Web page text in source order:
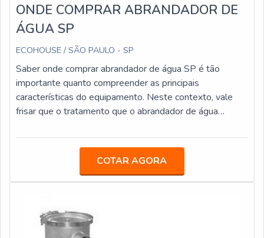
ONDE COMPRAR ABRANDADOR DE
ÁGUA SP
ECOHOUSE / SÃO PAULO - SP
Saber onde comprar abrandador de água SP é tão
importante quanto compreender as principais
características do equipamento. Neste contexto, vale
frisar que o tratamento que o abrandador de água
da resina de troca iônica.MAIS DETALHES SOBRE O
acumulam na resina são substituídos por íons que fazem
parte da sua composição natural. Isso normalmente
para a água em si.Atrelado a essas informações,
também conclui-se que a resina de troca iônica que
COTAR AGORA